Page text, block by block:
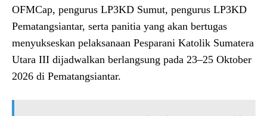
OFMCap, pengurus LP3KD Sumut, pengurus LP3KD
Pematangsiantar, serta panitia yang akan bertugas
menyukseskan pelaksanaan Pesparani Katolik Sumatera
Utara III dijadwalkan berlangsung pada 23–25 Oktober
2026 di Pematangsiantar.